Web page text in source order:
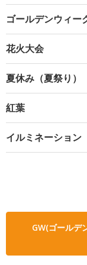
ゴールデンウィー
花火大会
夏休み（夏祭り）
紅葉
イルミネーション
GW(ゴールデ